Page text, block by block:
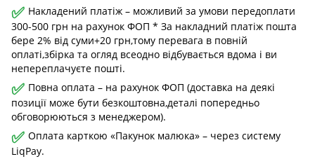
✅ Накладений платіж – можливий за умови передоплати
300-500 грн на рахунок ФОП * За накладний платіж пошта
бере 2% від суми+20 грн,тому перевага в повній
оплаті,збірка та огляд всеодно відбувається вдома і ви
непереплачуєте пошті.
✅ Повна оплата – на рахунок ФОП (доставка на деякі
позиції може бути безкоштовна,деталі попередньо
обговорюються з менеджером).
✅ Оплата карткою «Пакунок малюка» – через систему
LiqPay.